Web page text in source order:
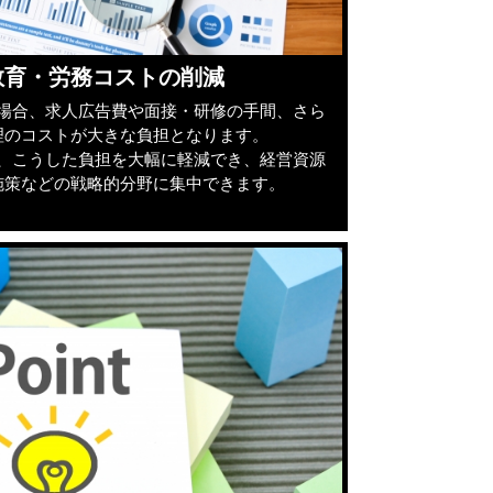
・労務コストの削減
合、求人広告費や面接・研修の手間、さら
コストが大きな負担となります。
こうした負担を大幅に軽減でき、経営資源
などの戦略的分野に集中できます。